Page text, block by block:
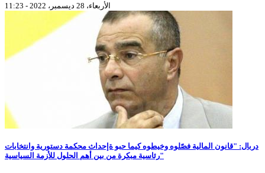
الأربعاء، 28 ديسمبر، 2022 - 11:23
دربال: "قانون المالية فصّلوه وخيطوه كيما حبو ةإحداث محكمة دستورية وانتخابات
رئاسية مبكرة من بين أهم الحلول للأزمة السياسية"